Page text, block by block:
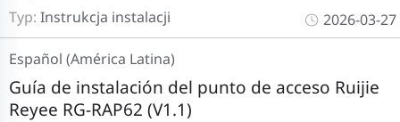
Typ: Instrukcja instalacji 2026-03-27
Guía de instalación del punto de acceso Ruijie
Reyee RG-RAP62 (V1.1)
Español (América Latina)